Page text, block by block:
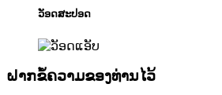
ວັອດສະປອດ
ຝາກຂໍ້ຄວາມຂອງທ່ານໄວ້